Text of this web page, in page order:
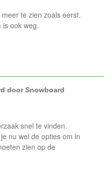
te zien zoals eerst.
ook weg.
doorSnowboard
snel te vinden.
nu wel de opties om in
zien op de